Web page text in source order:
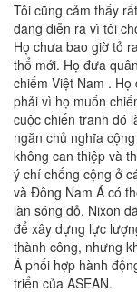
Tôi cũng cảm thấy
đang diễn ra vì tôi
Họ chưa bao giờ tỏ
thổ mới. Họ đưa
chiếm Việt Nam .
phải vì họ muốn
cuộc chiến tranh đó
ngăn chủ nghĩa
không can thiệp và
ý chí chống cộng ở
và Đông Nam Á có
làn sóng đỏ. Nixon
để xây dựng lực
thành công, nhưng
Á phối hợp hành
triển của ASEAN.